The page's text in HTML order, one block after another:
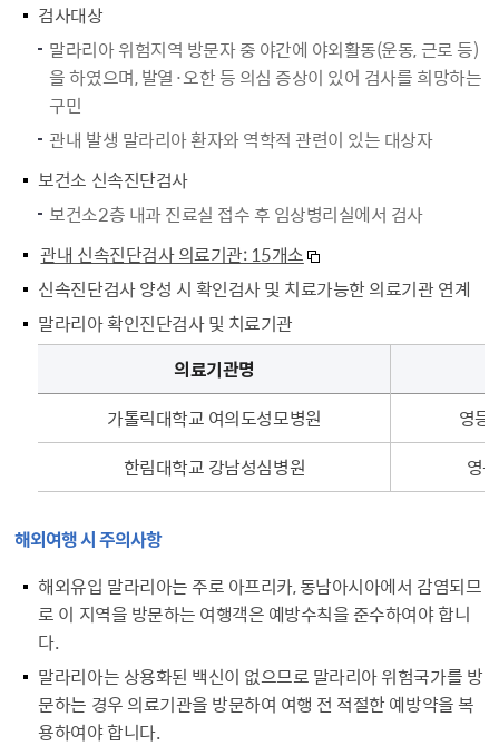
검사대상
말라리아 위험지역 방문자 중 야간에 야외활동(운동, 근로 등)
을 하였으며, 발열·오한 등 의심 증상이 있어 검사를 희망하는
구민
관내 발생 말라리아 환자와 역학적 관련이 있는 대상자
보건소 신속진단검사
보건소2층 내과 진료실 접수 후 임상병리실에서 검사
관내 신속진단검사 의료기관: 15개소
신속진단검사 양성 시 확인검사 및 치료가능한 의료기관 연계
말라리아 확인진단검사 및 치료기관
의료기관명
가톨릭대학교 여의도성모병원
영등
한림대학교 강남성심병원
영
해외여행 시 주의사항
해외유입 말라리아는 주로 아프리카, 동남아시아에서 감염되므
로 이 지역을 방문하는 여행객은 예방수칙을 준수하여야 합니
다.
말라리아는 상용화된 백신이 없으므로 말라리아 위험국가를 방
문하는 경우 의료기관을 방문하여 여행 전 적절한 예방약을 복
용하여야 합니다.